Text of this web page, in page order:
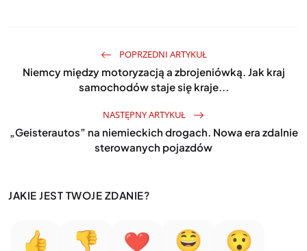
POPRZEDNI ARTYKUŁ
Niemcy między motoryzacją a zbrojeniówką. Jak kraj
samochodów staje się kraje...
NASTĘPNY ARTYKUŁ
„Geisterautos” na niemieckich drogach. Nowa era zdalnie
sterowanych pojazdów
JAKIE JEST TWOJE ZDANIE?